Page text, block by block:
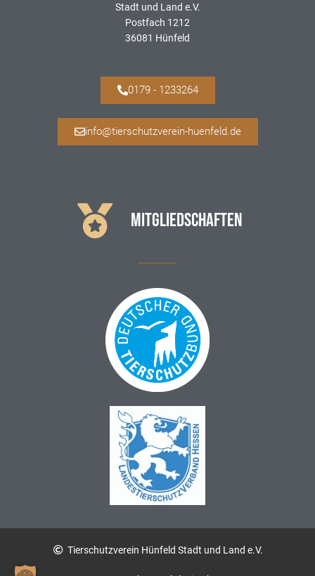
Stadt und Land e.V.
Postfach 1212
36081 Hünfeld
0179 - 1233264
info@tierschutzverein-huenfeld.de
MITGLIEDSCHAFTEN
Tierschutzverein Hünfeld Stadt und Land e.V.